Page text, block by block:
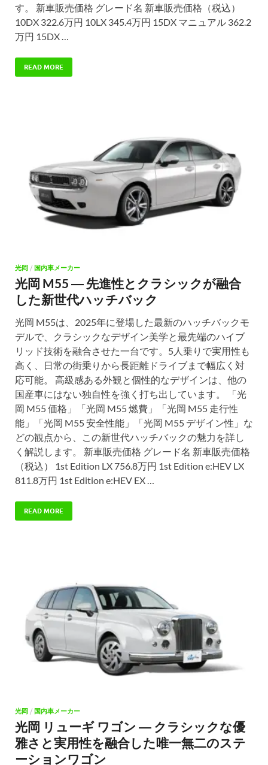
す。 新車販売価格 グレード名 新車販売価格（税込）
10DX 322.6万円 10LX 345.4万円 15DX マニュアル 362.2
万円 15DX …
READ MORE
光岡 / 国内車メーカー
光岡 M55 ― 先進性とクラシックが融合
した新世代ハッチバック
光岡 M55は、2025年に登場した最新のハッチバックモ
デルで、クラシックなデザイン美学と最先端のハイブ
リッド技術を融合させた一台です。5人乗りで実用性も
高く、日常の街乗りから長距離ドライブまで幅広く対
応可能。 高級感ある外観と個性的なデザインは、他の
国産車にはない独自性を強く打ち出しています。 「光
岡 M55 価格」「光岡 M55 燃費」「光岡 M55 走行性
能」「光岡 M55 安全性能」「光岡 M55 デザイン性」な
どの観点から、この新世代ハッチバックの魅力を詳し
く解説します。 新車販売価格 グレード名 新車販売価格
（税込） 1st Edition LX 756.8万円 1st Edition e:HEV LX
811.8万円 1st Edition e:HEV EX …
READ MORE
光岡 / 国内車メーカー
光岡 リューギ ワゴン ― クラシックな優
雅さと実用性を融合した唯一無二のステ
ーションワゴン